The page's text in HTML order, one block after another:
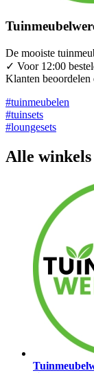
De mooiste
✓ Voor 12:00
Klanten beoordelen
#tuinmeubelen
#tuinsets
#loungesets
Alle